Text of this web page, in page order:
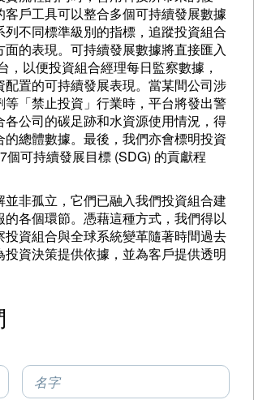
客戶工具可以整合多個可持續發展數據
列不同標準級別的指標，追蹤投資組合
面的表現。可持續發展數據將直接匯入
，以便投資組合經理每日監察數據，
配置的可持續發展表現。當某間公司涉
等「禁止投資」行業時，平台將發出警
各公司的碳足跡和水資源使用情況，得
的總體數據。最後，我們亦會標明投資
個可持續發展目標 (SDG) 的貢獻程
並非孤立，它們已融入我們投資組合建
的各個環節。憑藉這種方式，我們得以
投資組合與全球系統變革隨著時間過去
投資決策提供依據，並為客戶提供透明
名字